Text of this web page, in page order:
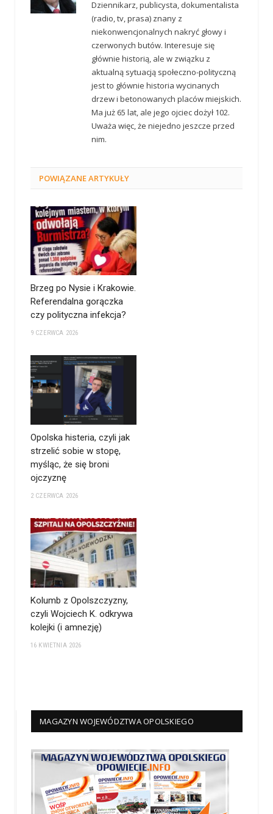
Dziennikarz, publicysta, dokumentalista
(radio, tv, prasa) znany z
niekonwencjonalnych nakryć głowy i
czerwonych butów. Interesuje się
głównie historią, ale w związku z
aktualną sytuacją społeczno-polityczną
jest to głównie historia wycinanych
drzew i betonowanych placów miejskich.
Ma już 65 lat, ale jego ojciec dożył 102.
Uważa więc, że niejedno jeszcze przed
nim.
POWIĄZANEARTYKUŁY
Brzeg po Nysie i Krakowie.
Referendalna gorączka
czy polityczna infekcja?
9 CZERWCA 2026
Opolska histeria, czyli jak
strzelić sobie w stopę,
myśląc, że się broni
ojczyznę
2 CZERWCA 2026
Kolumb z Opolszczyzny,
czyli Wojciech K. odkrywa
kolejki (i amnezję)
16 KWIETNIA 2026
MAGAZYN WOJEWÓDZTWA OPOLSKIEGO